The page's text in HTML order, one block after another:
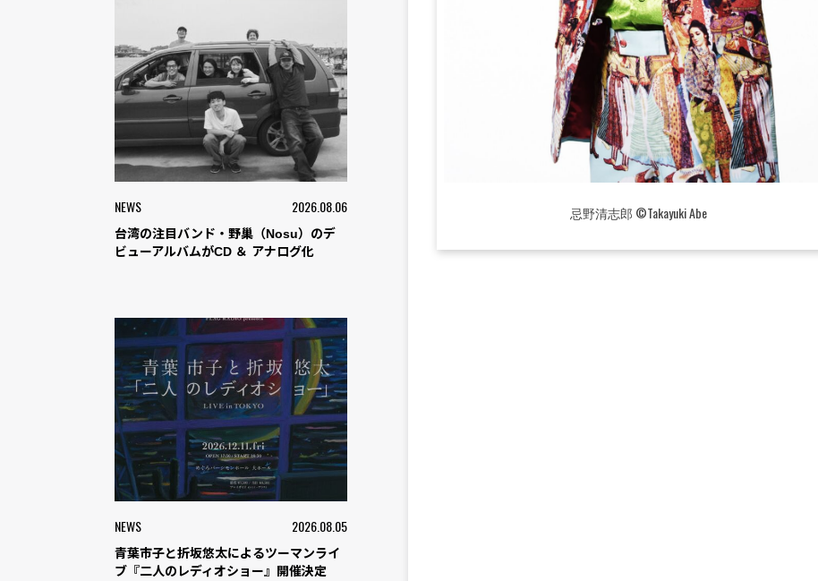
NEWS 2026.08.06
台湾の注目バンド・野巢（Nosu）のデ
ビューアルバムがCD ＆ アナログ化
NEWS 2026.08.05
青葉市子と折坂悠太によるツーマンライ
ブ『二人のレディオショー』開催決定
忌野清志郎 ©Takayuki Abe